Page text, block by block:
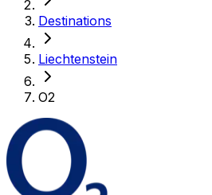
Destinations
Liechtenstein
O2